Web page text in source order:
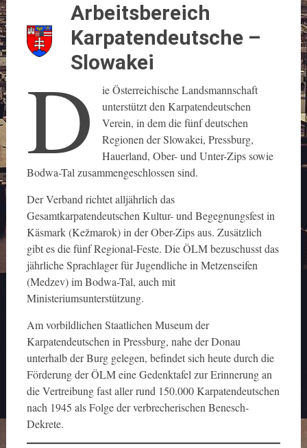
Arbeitsbereich
Karpatendeutsche –
Slowakei
D
ie Österreichische Landsmannschaft
unterstützt den Karpatendeutschen
Verein, in dem die fünf deutschen
Regionen der Slowakei, Pressburg,
Hauerland, Ober- und Unter-Zips sowie
Bodwa-Tal zusammengeschlossen sind.
Der Verband richtet alljährlich das
Gesamtkarpatendeutschen Kultur- und Begegnungsfest in
Käsmark (Kežmarok) in der Ober-Zips aus. Zusätzlich
gibt es die fünf Regional-Feste. Die ÖLM bezuschusst das
jährliche Sprachlager für Jugendliche in Metzenseifen
(Medzev) im Bodwa-Tal, auch mit
Ministeriumsunterstützung.
Am vorbildlichen Staatlichen Museum der
Karpatendeutschen in Pressburg, nahe der Donau
unterhalb der Burg gelegen, befindet sich heute durch die
Förderung der ÖLM eine Gedenktafel zur Erinnerung an
die Vertreibung fast aller rund 150.000 Karpatendeutschen
nach 1945 als Folge der verbrecherischen Benesch-
Dekrete.